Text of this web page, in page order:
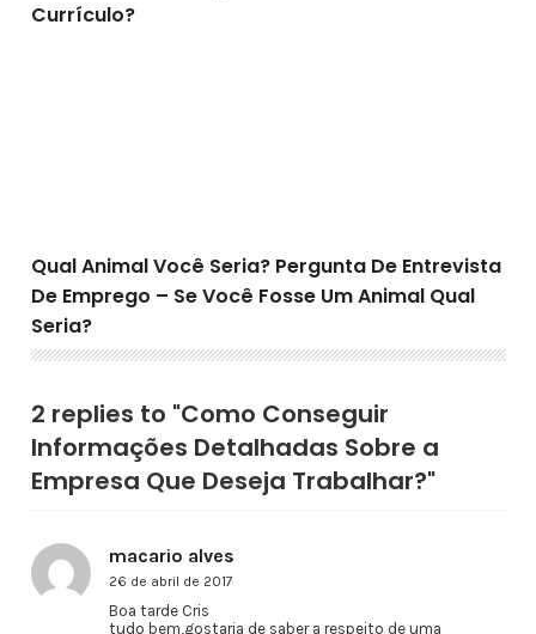
Currículo?
Qual Animal Você Seria? Pergunta De Entrevista
De Emprego – Se Você Fosse Um Animal Qual
Seria?
2 replies to "Como Conseguir
Informações Detalhadas Sobre a
Empresa Que Deseja Trabalhar?"
macario alves
26 de abril de 2017
Boa tarde Cris
tudo bem,gostaria de saber a respeito de uma